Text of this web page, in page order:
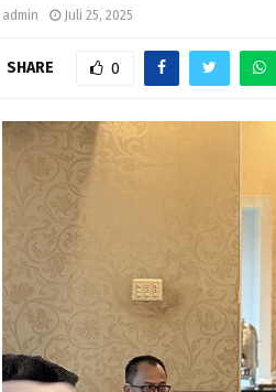
admin Juli 25, 2025
SHARE 0